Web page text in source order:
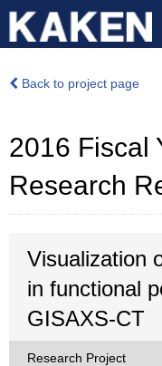
Back to project page
2016 Fiscal
Research
Visualization
in functional
GISAXS-CT
Research Project